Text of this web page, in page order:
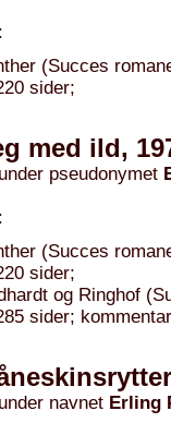
(Succes
sider;
med ild,
pseudonymet
(Succes
sider;
og Ringhof
sider;
navnet Erling